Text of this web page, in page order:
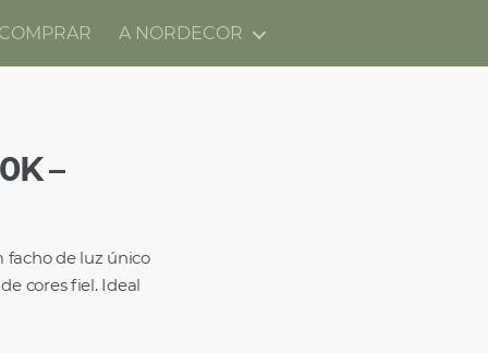
A NORDECOR
–
facho de luz único
cores fiel. Ideal